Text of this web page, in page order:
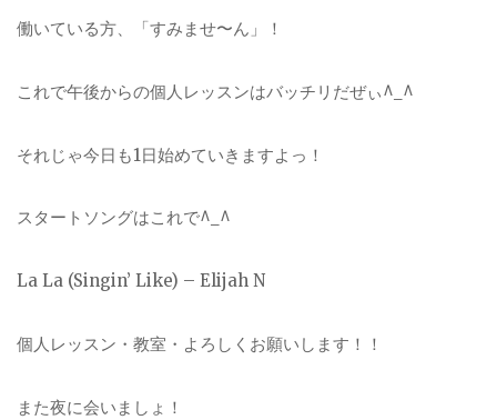
働いている方、「すみませ〜ん」！
これで午後からの個人レッスンはバッチリだぜぃ^_^
それじゃ今日も1日始めていきますよっ！
スタートソングはこれで^_^
La La (Singin’ Like) – Elijah N
個人レッスン・教室・よろしくお願いします！！
また夜に会いましょ！